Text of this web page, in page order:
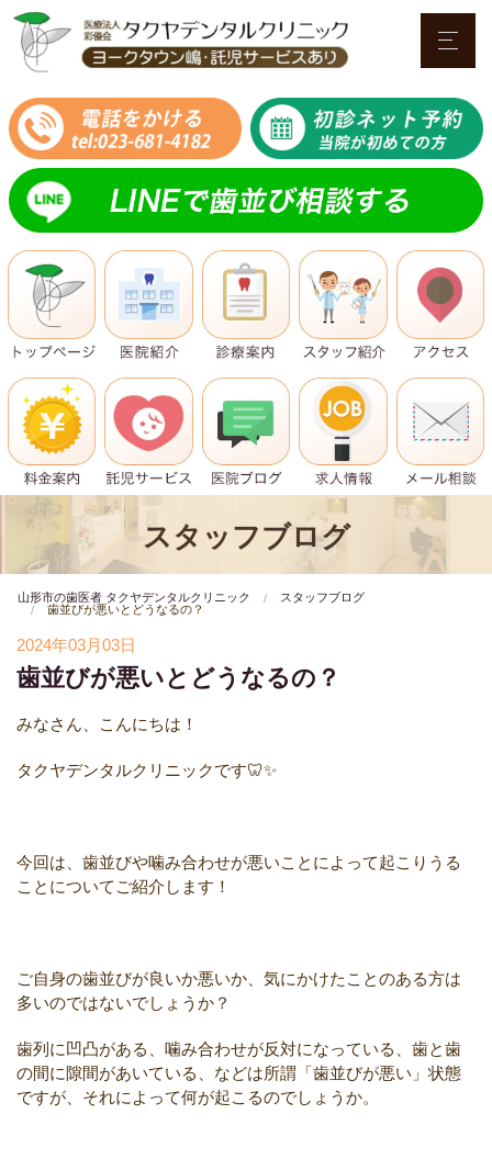
スタッフブログ
山形市の歯医者 タクヤデンタルクリニック
スタッフブログ
歯並びが悪いとどうなるの？
2024年03月03日
歯並びが悪いとどうなるの？
みなさん、こんにちは！
タクヤデンタルクリニックです🦷✨
今回は、歯並びや噛み合わせが悪いことによって起こりうる
ことについてご紹介します！
ご自身の歯並びが良いか悪いか、気にかけたことのある方は
多いのではないでしょうか？
歯列に凹凸がある、噛み合わせが反対になっている、歯と歯
の間に隙間があいている、などは所謂「歯並びが悪い」状態
ですが、それによって何が起こるのでしょうか。